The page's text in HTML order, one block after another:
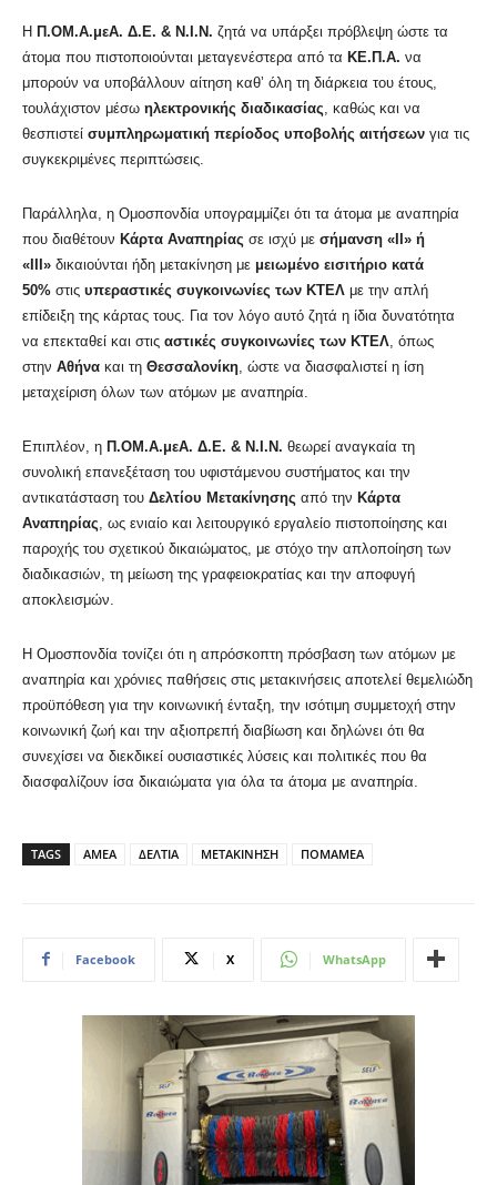
Η Π.ΟΜ.Α.μεΑ. Δ.Ε. & Ν.Ι.Ν. ζητά να υπάρξει πρόβλεψη ώστε τα
άτομα που πιστοποιούνται μεταγενέστερα από τα ΚΕ.Π.Α. να
μπορούν να υποβάλλουν αίτηση καθ’ όλη τη διάρκεια του έτους,
τουλάχιστον μέσω ηλεκτρονικής διαδικασίας , καθώς και να
θεσπιστεί συμπληρωματική περίοδος υποβολής αιτήσεων για τις
συγκεκριμένες περιπτώσεις.
Παράλληλα, η Ομοσπονδία υπογραμμίζει ότι τα άτομα με αναπηρία
που διαθέτουν Κάρτα Αναπηρίας σε ισχύ με σήμανση «ΙΙ» ή
«ΙΙΙ» δικαιούνται ήδη μετακίνηση με μειωμένο εισιτήριο κατά
50% στις υπεραστικές συγκοινωνίες των ΚΤΕΛ με την απλή
επίδειξη της κάρτας τους. Για τον λόγο αυτό ζητά η ίδια δυνατότητα
να επεκταθεί και στις αστικές συγκοινωνίες των ΚΤΕΛ , όπως
στην Αθήνα και τη Θεσσαλονίκη , ώστε να διασφαλιστεί η ίση
μεταχείριση όλων των ατόμων με αναπηρία.
Επιπλέον, η Π.ΟΜ.Α.μεΑ. Δ.Ε. & Ν.Ι.Ν. θεωρεί αναγκαία τη
συνολική επανεξέταση του υφιστάμενου συστήματος και την
αντικατάσταση του Δελτίου Μετακίνησης από την Κάρτα
Αναπηρίας , ως ενιαίο και λειτουργικό εργαλείο πιστοποίησης και
παροχής του σχετικού δικαιώματος, με στόχο την απλοποίηση των
διαδικασιών, τη μείωση της γραφειοκρατίας και την αποφυγή
αποκλεισμών.
Η Ομοσπονδία τονίζει ότι η απρόσκοπτη πρόσβαση των ατόμων με
αναπηρία και χρόνιες παθήσεις στις μετακινήσεις αποτελεί θεμελιώδη
προϋπόθεση για την κοινωνική ένταξη, την ισότιμη συμμετοχή στην
κοινωνική ζωή και την αξιοπρεπή διαβίωση και δηλώνει ότι θα
συνεχίσει να διεκδικεί ουσιαστικές λύσεις και πολιτικές που θα
διασφαλίζουν ίσα δικαιώματα για όλα τα άτομα με αναπηρία.
TAGS ΑΜΕΑ ΔΕΛΤΙΑ ΜΕΤΑΚΙΝΗΣΗ ΠΟΜΑΜΕΑ
Facebook X WhatsApp